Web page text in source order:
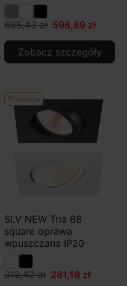
665,43 zł 598,89 zł
Zobacz szczegóły
Promocja
SLV NEW Tria 68
square oprawa
wpuszczana IP20
312,42 zł 281,18 zł